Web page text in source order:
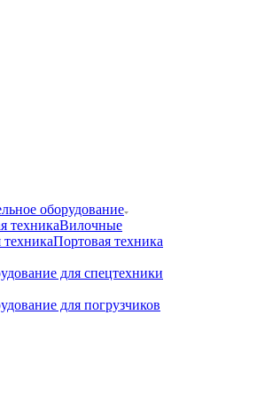
оборудование
техникаВилочные
техникаПортовая техника
для спецтехники
для погрузчиков